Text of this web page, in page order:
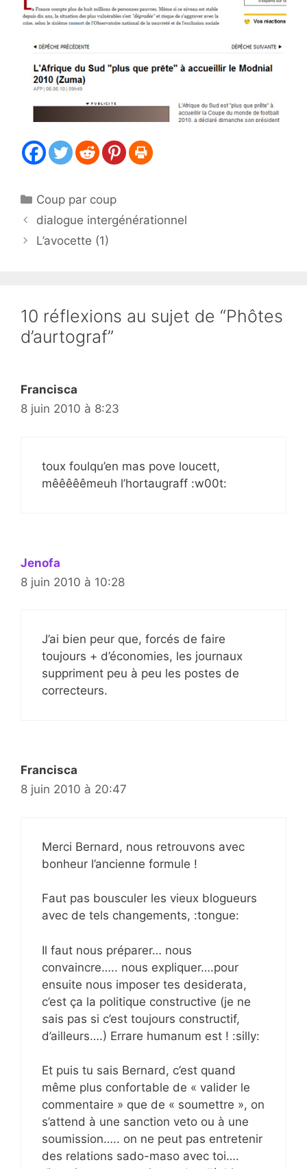
Catégories
Coup par coup
dialogue intergénérationnel
L’avocette (1)
10 réflexions au sujet de “Phôtes
d’aurtograf”
Francisca
8 juin 2010 à 8:23
toux foulqu’en mas pove loucett,
mêêêêêmeuh l’hortaugraff :w00t:
Jenofa
8 juin 2010 à 10:28
J’ai bien peur que, forcés de faire
toujours + d’économies, les journaux
suppriment peu à peu les postes de
correcteurs.
Francisca
8 juin 2010 à 20:47
Merci Bernard, nous retrouvons avec
bonheur l’ancienne formule !
Faut pas bousculer les vieux blogueurs
avec de tels changements, :tongue:
Il faut nous préparer… nous
convaincre….. nous expliquer….pour
ensuite nous imposer tes desiderata,
c’est ça la politique constructive (je ne
sais pas si c’est toujours constructif,
d’ailleurs….) Errare humanum est ! :silly:
Et puis tu sais Bernard, c’est quand
même plus confortable de « valider le
commentaire » que de « soumettre », on
s’attend à une sanction veto ou à une
soumission….. on ne peut pas entretenir
des relations sado-maso avec toi….